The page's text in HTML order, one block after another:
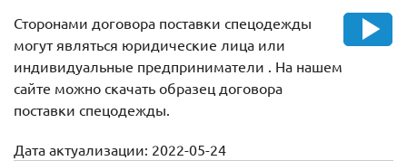
Сторонами договора поставки спецодежды
могут являться юридические лица или
индивидуальные предприниматели . На нашем
сайте можно скачать образец договора
поставки спецодежды.
Дата актуализации: 2022-05-24